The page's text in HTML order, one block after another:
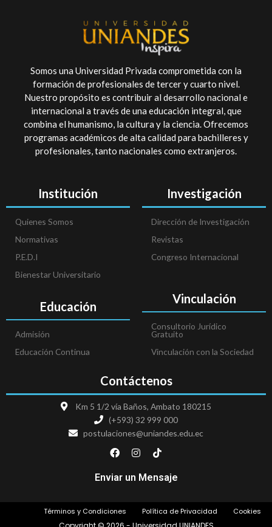
Somos una Universidad Privada comprometida con la
formación de profesionales de tercer y cuarto nivel.
Nuestro propósito es contribuir al desarrollo nacional e
internacional a través de una educación integral, que
combina el humanismo, la cultura y la ciencia. Ofrecemos
programas académicos de alta calidad para bachilleres y
profesionales, tanto nacionales como extranjeros.
Institución
Quienes Somos
Normativas
P.E.D.I
Bienestar Universitario
Educación
Admisión
Educación Continua
Investigación
Dirección de Investigación
Revistas
Congreso Internacional
Vinculación
Consultorio Jurídico
Gratuito
Vinculación con la Sociedad
Contáctenos
Km 5 1/2 vía Baños, Ambato 180215
(+593) 32 999 000
postulaciones@uniandes.edu.ec
F
a
e
o
k
I
n
t
r
T
i
t
Enviar un Mensaje
Términos y Condiciones Política de Privacidad Cookies